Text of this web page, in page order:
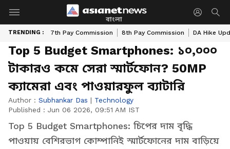
বাংলা
TRENDING : 7th Pay Commission 8th Pay Commission DA Hike
Top 5 Budget Smartphones: ১০,০০০
টাকারও কমে সেরা স্মার্টফোন? 50MP
ক্যামেরা এবং পাওয়ারফুল ব্যাটারি
Author : Subhankar Das | Technology
Published : Jun 06 2026, 09:51 AM IST
Top 5 Budget Smartphones: চিপের দাম বৃদ্ধি
পাওয়ায় বেশিরভাগ কোম্পানিই স্মার্টফোনের দাম বাড়িয়ে